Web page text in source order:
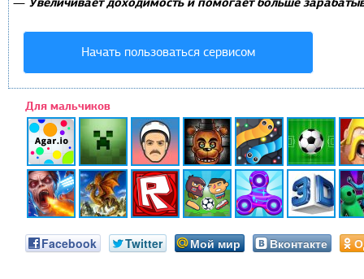
Начать пользоваться сервисом
Для мальчиков
Facebook Twitter Мой мир Вконтакте